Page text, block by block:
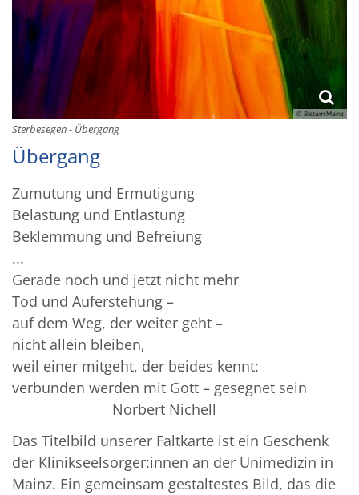
© Bistum Mainz
Sterbesegen - Übergang
Übergang
Zumutung und Ermutigung
Belastung und Entlastung
Beklemmung und Befreiung
...
Gerade noch und jetzt nicht mehr
Tod und Auferstehung –
auf dem Weg, der weiter geht –
nicht allein bleiben,
weil einer mitgeht, der beides kennt:
verbunden werden mit Gott – gesegnet sein
Norbert Nichell
Das Titelbild unserer Faltkarte ist ein Geschenk
der Klinikseelsorger:innen an der Unimedizin in
Mainz. Ein gemeinsam gestaltestes Bild, das die